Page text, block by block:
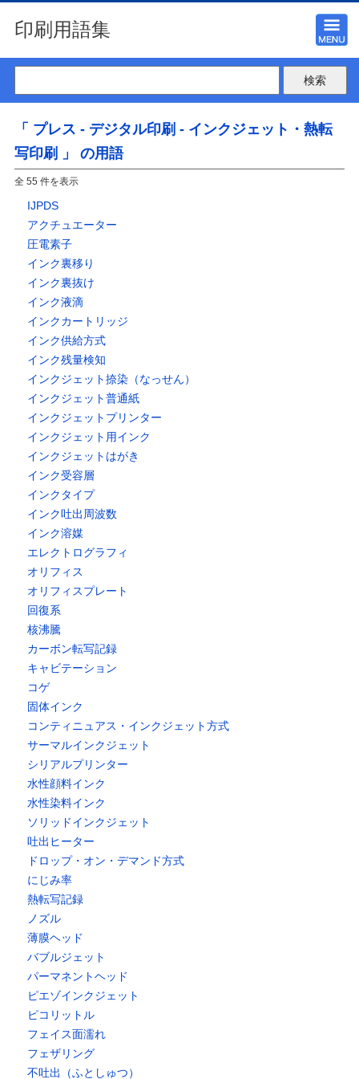
印刷用語集
「 プレス - デジタル印刷 - インクジェット・熱転
写印刷 」 の用語
全 55 件を表示
IJPDS
アクチュエーター
圧電素子
インク裏移り
インク裏抜け
インク液滴
インクカートリッジ
インク供給方式
インク残量検知
インクジェット捺染（なっせん）
インクジェット普通紙
インクジェットプリンター
インクジェット用インク
インクジェットはがき
インク受容層
インクタイプ
インク吐出周波数
インク溶媒
エレクトログラフィ
オリフィス
オリフィスプレート
回復系
核沸騰
カーボン転写記録
キャビテーション
コゲ
固体インク
コンティニュアス・インクジェット方式
サーマルインクジェット
シリアルプリンター
水性顔料インク
水性染料インク
ソリッドインクジェット
吐出ヒーター
ドロップ・オン・デマンド方式
にじみ率
熱転写記録
ノズル
薄膜ヘッド
バブルジェット
パーマネントヘッド
ピエゾインクジェット
ピコリットル
フェイス面濡れ
フェザリング
不吐出（ふとしゅつ）